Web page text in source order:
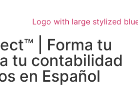
| Forma tu
tu contabilidad
en Español